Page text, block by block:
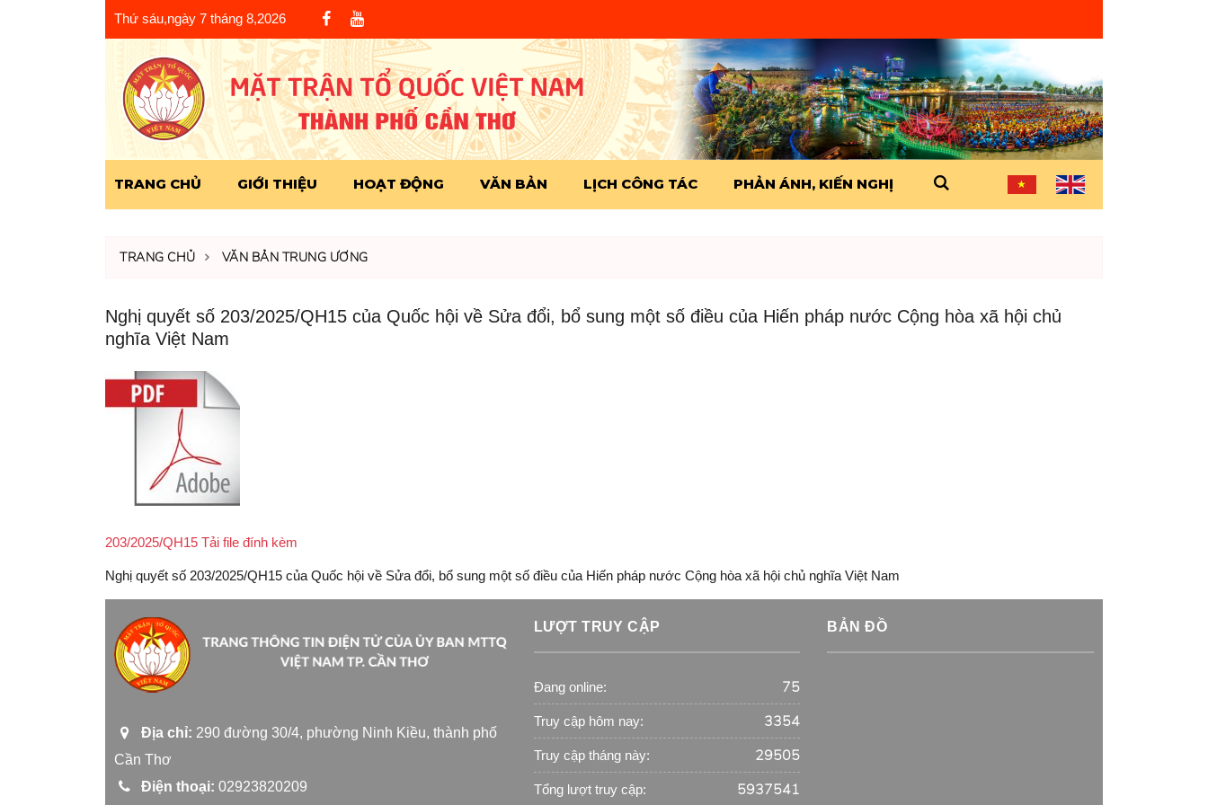
Thứ sáu,ngày 7 tháng 8,2026
TRANG CHỦ GIỚI THIỆU HOẠT ĐỘNG VĂN BẢN LỊCH CÔNG TÁC PHẢN ÁNH, KIẾN NGHỊ
TRANG CHỦ VĂN BẢN TRUNG ƯƠNG
Nghị quyết số 203/2025/QH15 của Quốc hội về Sửa đổi, bổ sung một số điều của Hiến pháp nước Cộng hòa xã hội chủ
nghĩa Việt Nam
203/2025/QH15 Tải file đính kèm
Nghị quyết số 203/2025/QH15 của Quốc hội về Sửa đổi, bổ sung một số điều của Hiến pháp nước Cộng hòa xã hội chủ nghĩa Việt Nam
Địa chỉ: 290 đường 30/4, phường Ninh Kiều, thành phố
Cần Thơ
Điện thoại: 02923820209
LƯỢT TRUY CẬP
Đang online: 75
Truy cập hôm nay: 3354
Truy cập tháng này: 29505
Tổng lượt truy cập: 5937541
BẢN ĐỒ